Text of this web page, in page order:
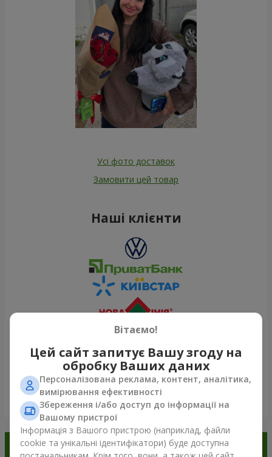
Усі фото доставок
Замовити цей товар
Наші клієнти
Переглянути все
Замовляйте в додатку
Вітаємо!
Цей сайт запитує Вашу згоду на
обробку Ваших даних
Персоналізована реклама, контент, аналітика,
вимірювання ефективності
Збереження і/або доступ до інформації на
Вашому пристрої
Інформація з Вашого пристрою (наприклад, файли
cookie та унікальні ідентифікатори) буде доступна